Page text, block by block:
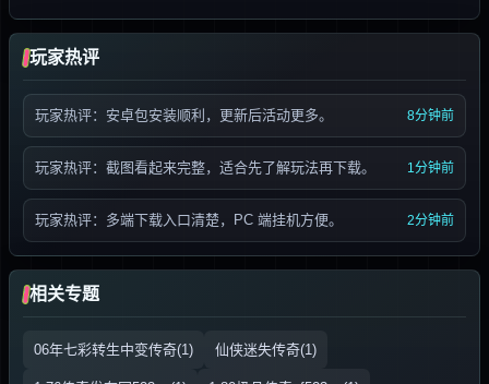
玩家热评
玩家热评：安卓包安装顺利，更新后活动更多。 8分钟前
玩家热评：截图看起来完整，适合先了解玩法再下载。 1分钟前
玩家热评：多端下载入口清楚，PC 端挂机方便。 2分钟前
相关专题
06年七彩转生中变传奇(1) 仙侠迷失传奇(1)